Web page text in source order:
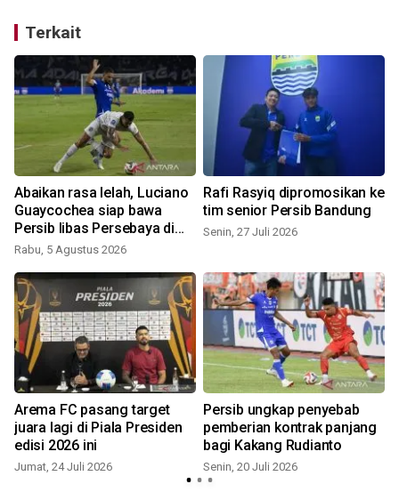
Terkait
Abaikan rasa lelah, Luciano
Guaycochea siap bawa
Persib libas Persebaya di
final Piala Presiden!
Rabu, 5 Agustus 2026
Rafi Rasyiq dipromosikan ke
tim senior Persib Bandung
Senin, 27 Juli 2026
Arema FC pasang target
juara lagi di Piala Presiden
edisi 2026 ini
Jumat, 24 Juli 2026
Persib ungkap penyebab
pemberian kontrak panjang
bagi Kakang Rudianto
Senin, 20 Juli 2026